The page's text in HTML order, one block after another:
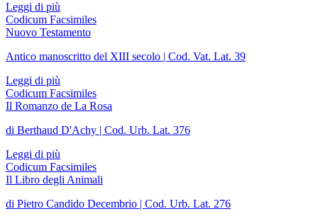
Leggi di più
Codicum Facsimiles
Nuovo Testamento
Antico manoscritto del XIII secolo | Cod. Vat. Lat. 39
Leggi di più
Codicum Facsimiles
Il Romanzo de La Rosa
di Berthaud D'Achy | Cod. Urb. Lat. 376
Leggi di più
Codicum Facsimiles
Il Libro degli Animali
di Pietro Candido Decembrio | Cod. Urb. Lat. 276